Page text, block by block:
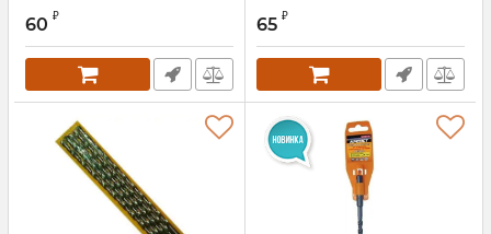
Артикул:
60 ₽ Артикул:
65 ₽